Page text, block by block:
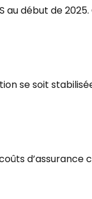
début de
se soit
d’assurance